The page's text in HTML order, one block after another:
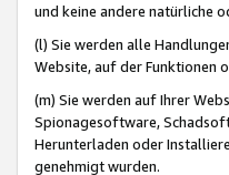
und keine andere natürliche
(l) Sie werden alle
Website, auf der Funktionen
(m) Sie werden auf Ihrer
Spionagesoftware,
Herunterladen oder
genehmigt wurden.